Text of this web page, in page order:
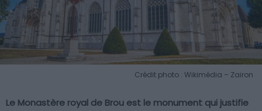
Crédit photo : Wikimédia – Zairon
Le Monastère royal de Brou est le monument qui justifie